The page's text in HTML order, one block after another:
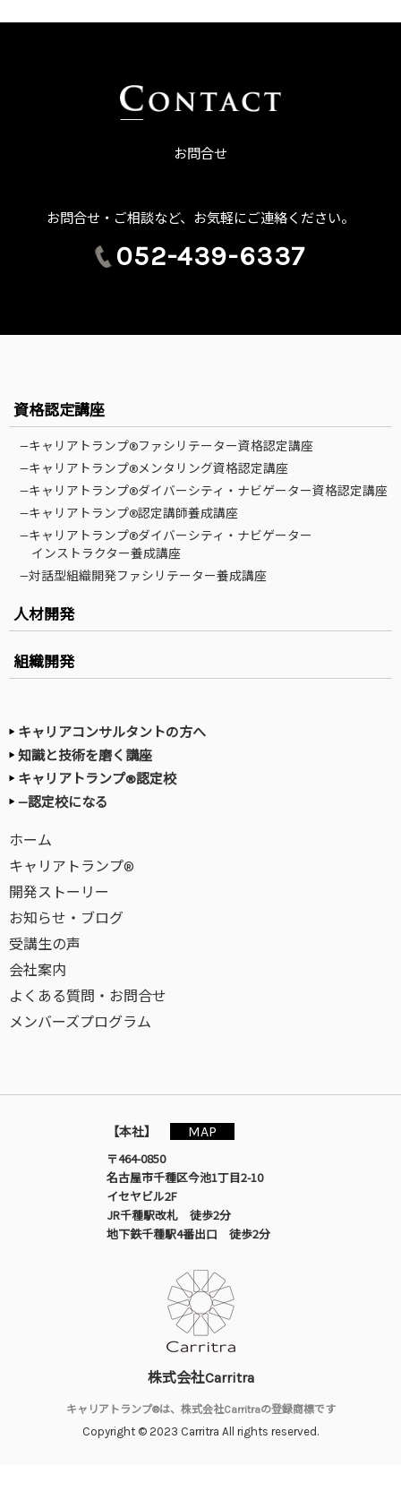
お問合せ
お問合せ・ご相談など、お気軽にご連絡ください。
052-439-6337
資格認定講座
—キャリアトランプ®ファシリテーター資格認定講座
—キャリアトランプ®メンタリング資格認定講座
—キャリアトランプ®ダイバーシティ・ナビゲーター資格認定講座
—キャリアトランプ®認定講師養成講座
—キャリアトランプ®ダイバーシティ・ナビゲーター
インストラクター養成講座
—対話型組織開発ファシリテーター養成講座
人材開発
組織開発
キャリアコンサルタントの方へ
知識と技術を磨く講座
キャリアトランプ®認定校
—認定校になる
ホーム
キャリアトランプ®
開発ストーリー
お知らせ・ブログ
受講生の声
会社案内
よくある質問・お問合せ
メンバーズプログラム
【本社】
MAP
〒464-0850
名古屋市千種区今池1丁目2-10
イセヤビル2F
JR千種駅改札 徒歩2分
地下鉄千種駅4番出口 徒歩2分
株式会社Carritra
キャリアトランプ®は、株式会社Carritraの登録商標です
Copyright © 2023 Carritra All rights reserved.